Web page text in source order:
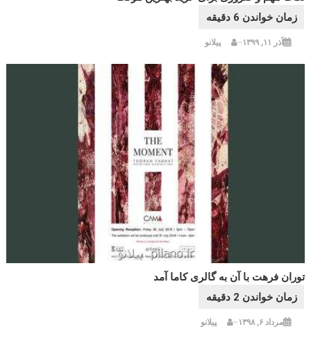
آذر ۱۱, ۱۳۹۹ پیلانو
توران فرهت با آن به گالری کاما آمد
مرداد ۶, ۱۳۹۸ پیلانو